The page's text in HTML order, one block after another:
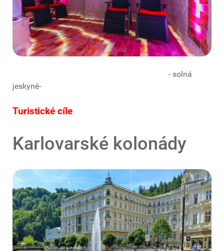
- solná
jeskyně-
Turistické cíle
Karlovarské kolonády